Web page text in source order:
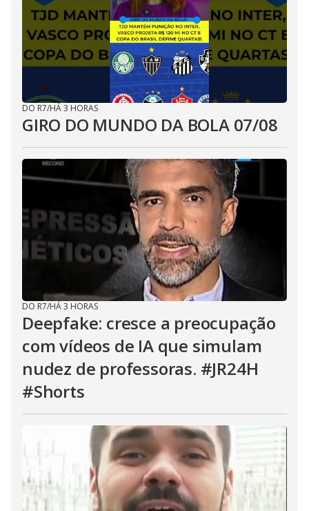
DO R7/HÁ 3 HORAS
GIRO DO MUNDO DA BOLA 07/08
DO R7/HÁ 3 HORAS
Deepfake: cresce a preocupação
com vídeos de IA que simulam
nudez de professoras. #JR24H
#Shorts